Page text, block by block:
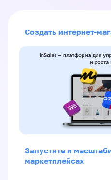
Создать интернет-
Запустите и
маркетплейсах